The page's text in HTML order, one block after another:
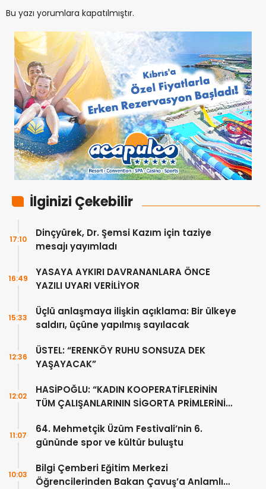
Bu yazı yorumlara kapatılmıştır.
İlginizi Çekebilir
Dinçyürek, Dr. Şemsi Kazım için taziye
mesajı yayımladı
17:10
YASAYA AYKIRI DAVRANANLARA ÖNCE
YAZILI UYARI VERİLİYOR
16:49
Üçlü anlaşmaya ilişkin açıklama: Bir ülkeye
saldırı, üçüne yapılmış sayılacak
15:33
ÜSTEL: “ERENKÖY RUHU SONSUZA DEK
YAŞAYACAK”
12:36
HASİPOĞLU: “KADIN KOOPERATİFLERİNİN
TÜM ÇALIŞANLARININ SİGORTA PRİMLERİNİ
12:02
64. Mehmetçik Üzüm Festivali’nin 6.
gününde spor ve kültür buluştu
11:07
Bilgi Çemberi Eğitim Merkezi
Öğrencilerinden Bakan Çavuş’a Anlamlı
10:03